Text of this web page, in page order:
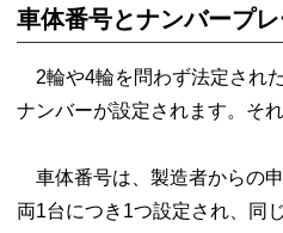
車体番号とナンバープ
2輪や4輪を問わず法定され
ナンバーが設定されます。そ
車体番号は、製造者からの
両1台につき1つ設定され、同